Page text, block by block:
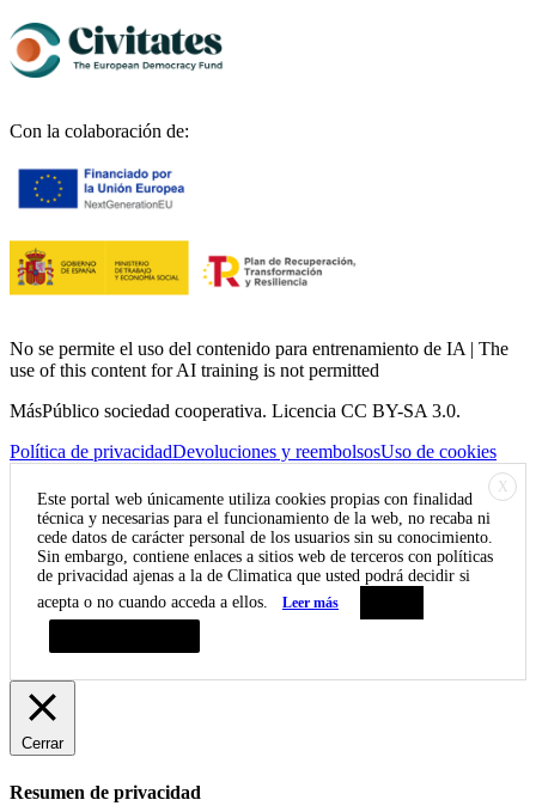
Con la colaboración de:
No se permite el uso del contenido para entrenamiento de IA | The
use of this content for AI training is not permitted
MásPúblico sociedad cooperativa. Licencia CC BY-SA 3.0.
Política de privacidadDevoluciones y reembolsosUso de cookies
X
Este portal web únicamente utiliza cookies propias con finalidad
técnica y necesarias para el funcionamiento de la web, no recaba ni
cede datos de carácter personal de los usuarios sin su conocimiento.
Sin embargo, contiene enlaces a sitios web de terceros con políticas
de privacidad ajenas a la de Climatica que usted podrá decidir si
acepta o no cuando acceda a ellos.
Leer más
Cerrar
Resumen de privacidad